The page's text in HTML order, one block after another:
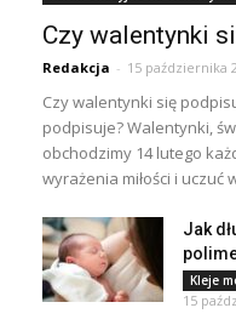
Czy walentynki
Redakcja - 15 października
Czy walentynki się
podpisuje? Walentynki,
obchodzimy 14 lutego
wyrażenia miłości i uczuć
Jak
Kleje
15